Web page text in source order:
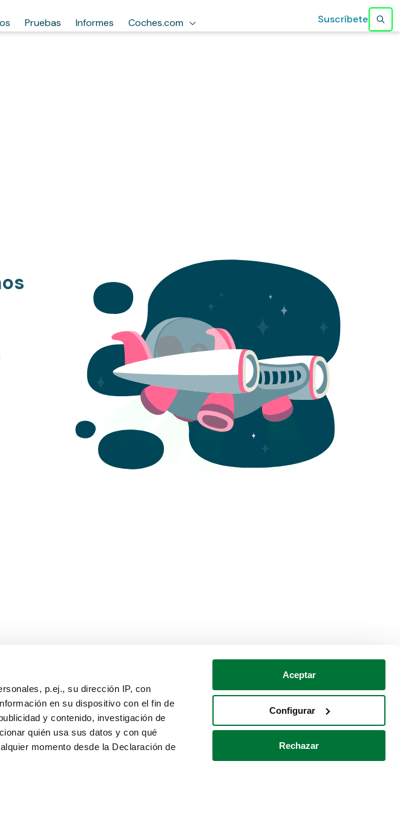
p.ej., su dirección IP, con
en su dispositivo con el fin de
y contenido, investigación de
quién usa sus datos y con qué
momento desde la Declaración de
Aceptar
Configurar
Rechazar
Pruebas Informes Coches.com Suscríbete